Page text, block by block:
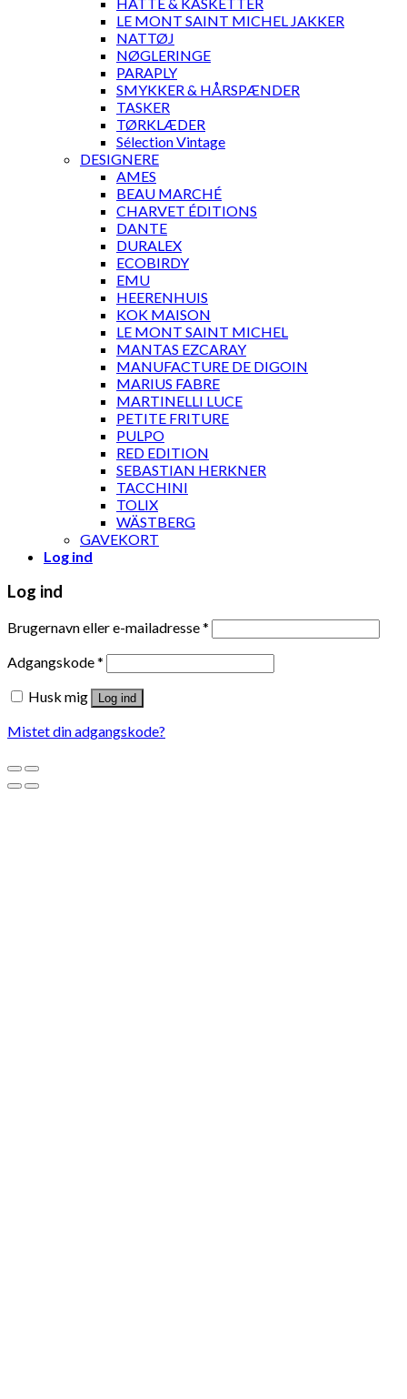
LE MONT SAINT MICHEL JAKKER
NATTØJ
NØGLERINGE
PARAPLY
SMYKKER & HÅRSPÆNDER
TASKER
TØRKLÆDER
Sélection Vintage
DESIGNERE
AMES
BEAU MARCHÉ
CHARVET ÉDITIONS
DANTE
DURALEX
ECOBIRDY
EMU
HEERENHUIS
KOK MAISON
LE MONT SAINT MICHEL
MANTAS EZCARAY
MANUFACTURE DE DIGOIN
MARIUS FABRE
MARTINELLI LUCE
PETITE FRITURE
PULPO
RED EDITION
SEBASTIAN HERKNER
TACCHINI
TOLIX
WÄSTBERG
GAVEKORT
Log ind
Log ind
Brugernavn eller e-mailadresse*
Adgangskode*
Husk mig
Log ind
Mistet din adgangskode?